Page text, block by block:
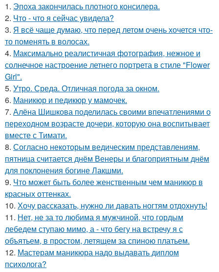
1. Эпоха закончилась плотного консилера.
2. Что - что я сейчас увидела?
3. Я всё чаще думаю, что перед летом очень хочется что-
то поменять в волосах.
4. Максимально реалистичная фотография, нежное и
солнечное настроение летнего портрета в стиле "Flower
Girl".
5. Утро. Среда. Отличная погода за окном.
6. Маникюр и педикюр у мамочек.
7. Алёна Шишкова поделилась своими впечатлениями о
переходном возрасте дочери, которую она воспитывает
вместе с Тимати.
8. Согласно некоторым ведическим представлениям,
пятница считается днём Венеры и благоприятным днём
для поклонения богине Лакшми.
9. Что может быть более женственным чем маникюр в
красных оттенках.
10. Хочу рассказать, нужно ли давать ногтям отдохнуть!
11. Нет, не за то любима я мужчиной, что гордым
лебедем ступаю мимо, а - что бегу на встречу я с
объятьем, в простом, летящем за спиною платьем.
12. Мастерам маникюра надо выдавать диплом
психолога?